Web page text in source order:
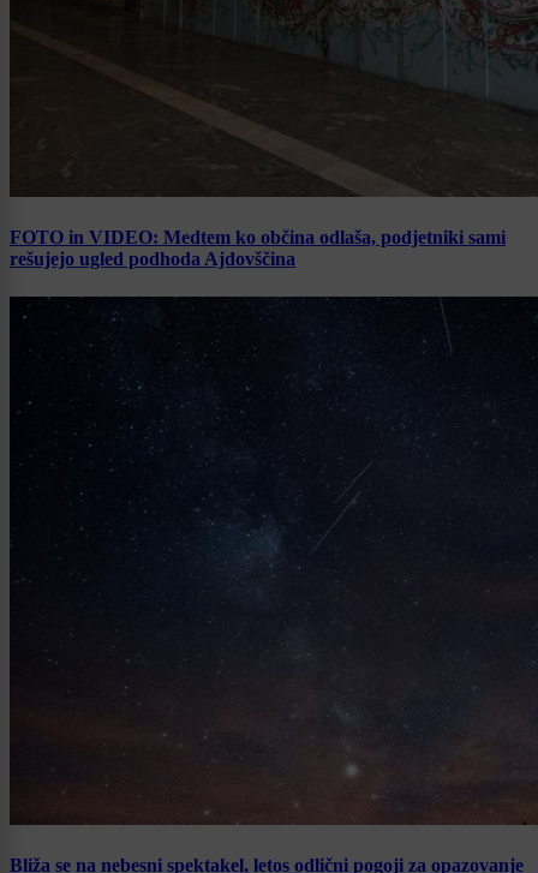
FOTO in VIDEO: Medtem ko občina odlaša, podjetniki sami
rešujejo ugled podhoda Ajdovščina
Bliža se na nebesni spektakel, letos odlični pogoji za opazovanje